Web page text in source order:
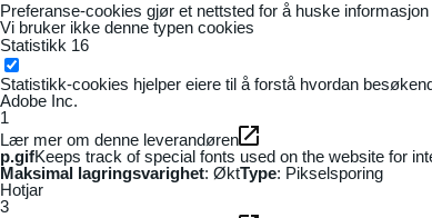
Preferanse-cookies gjør et nettsted for å huske
Vi bruker ikke denne typen cookies
Statistikk 16
Statistikk-cookies hjelper eiere til å forstå hvordan
Adobe Inc.
1
Lær mer om denne leverandøren
p.gifKeeps track of special fonts used on the website for
Maksimal lagringsvarighet: ØktType: Pikselsporing
Hotjar
3